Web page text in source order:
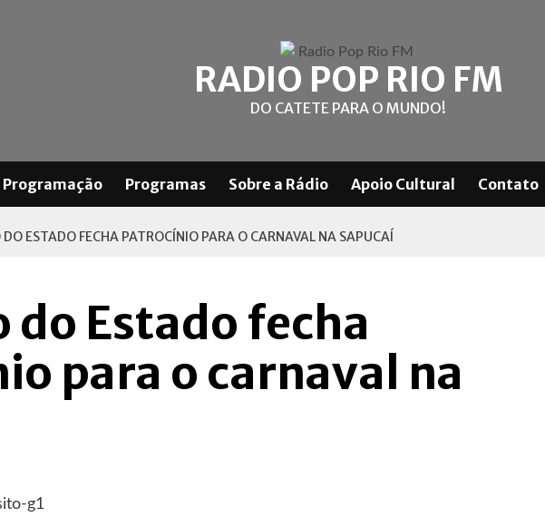
RADIO POP RIO FM
DO CATETE PARA O MUNDO!
Programação Programas Sobre a Rádio Apoio Cultural Contato
DO ESTADO FECHA PATROCÍNIO PARA O CARNAVAL NA SAPUCAÍ
do Estado fecha
para o carnaval na